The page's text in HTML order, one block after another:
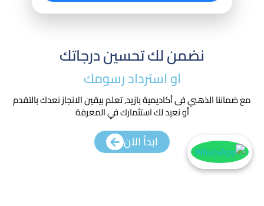
نضمن لك تحسين درجاتك
او استرداد رسومك​
مع ضماننا الذهبي فى أكاديمية بازيد, تعلم بيقين الانجاز نعدك بالتقدم
أو نعيد لك استثمارك في المعرفة
ابدأ الآن